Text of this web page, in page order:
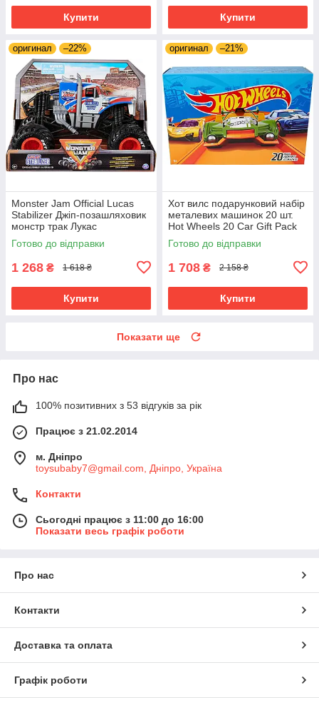
Купити Купити
оригинал –22%
Monster Jam Official Lucas
Stabilizer Джіп-позашляховик
монстр трак Лукас
Стабілізатор Монстр Джем
1:24
Готово до відправки
1 268 ₴ 1 618 ₴
Купити
оригинал –21%
Хот вилс подарунковий набір
металевих машинок 20 шт.
Hot Wheels 20 Car Gift Pack
Mattel
Готово до відправки
1 708 ₴ 2 158 ₴
Купити
Показати ще
Про нас
100% позитивних з 53 відгуків за рік
Працює з 21.02.2014
м. Дніпро
toysubaby7@gmail.com, Дніпро, Україна
Контакти
Сьогодні працює з 11:00 до 16:00
Показати весь графік роботи
Про нас
Контакти
Доставка та оплата
Графік роботи